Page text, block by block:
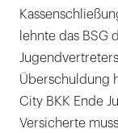
lehnte das BSG
Überschuldung
City BKK Ende
Versicherte